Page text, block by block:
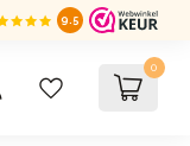
9.5
0